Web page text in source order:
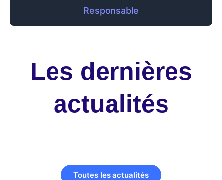
Responsable
Les dernières
actualités
Toutes les actualités